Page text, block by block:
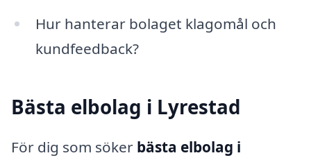
Hur hanterar bolaget klagomål och
kundfeedback?
Bästa elbolag i Lyrestad
För dig som söker bästa elbolag i